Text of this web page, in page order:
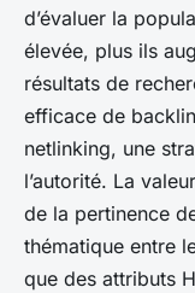
d’évaluer la
élevée, plus ils
résultats de
efficace de
netlinking, une
l’autorité. La
de la pertinence
thématique entre
que des attributs